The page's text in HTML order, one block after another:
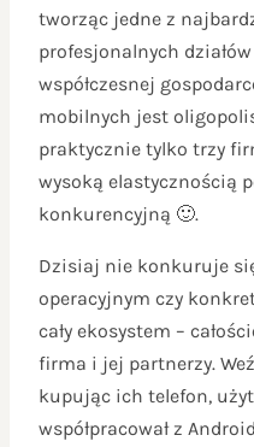
tworząc jedne z
profesjonalnych
współczesnej
mobilnych jest
praktycznie tylko trzy
wysoką elastycznością
konkurencyjną 🙂.
Dzisiaj nie konkuruje
operacyjnym czy
cały ekosystem –
firma i jej partnerzy.
kupując ich telefon,
współpracował z